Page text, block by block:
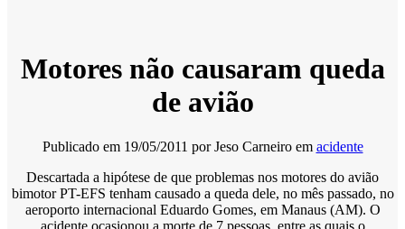
Motores não causaram queda
de avião
Publicado em 19/05/2011 porJeso Carneiro em acidente
Descartada a hipótese de que problemas nos motores do avião
bimotor PT-EFS tenham causado a queda dele, no mês passado, no
aeroporto internacional Eduardo Gomes, em Manaus (AM). O
acidente ocasionou a morte de 7 pessoas, entre as quais o